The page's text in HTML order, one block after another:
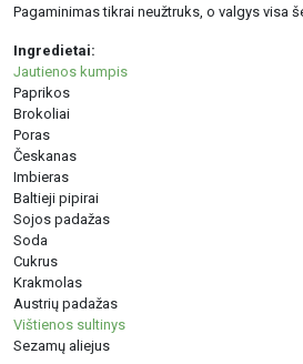
Pagaminimas tikrai neužtruks, o valgys visa
Ingredietai:
Jautienos kumpis
Paprikos
Brokoliai
Poras
Českanas
Imbieras
Baltieji pipirai
Sojos padažas
Soda
Cukrus
Krakmolas
Austrių padažas
Vištienos sultinys
Sezamų aliejus